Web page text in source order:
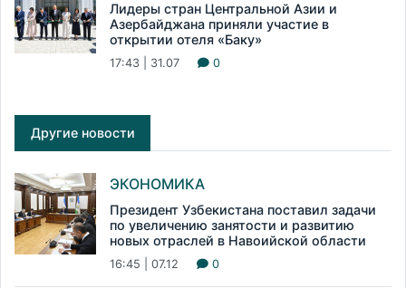
Лидеры стран Центральной Азии и
Азербайджана приняли участие в
открытии отеля «Баку»
17:43 | 31.07 0
Другие новости
ЭКОНОМИКА
Президент Узбекистана поставил задачи
по увеличению занятости и развитию
новых отраслей в Навоийской области
16:45 | 07.12 0